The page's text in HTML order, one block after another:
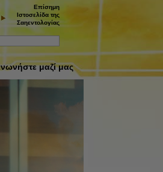
Επίσημη
Ιστοσελίδα της
Σαηεντολογίας
μαζί μας